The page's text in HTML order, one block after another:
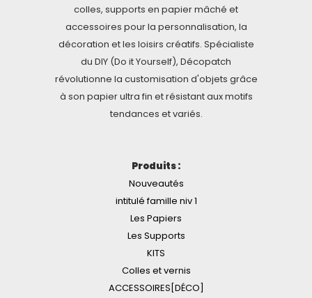
colles, supports en papier mâché et
accessoires pour la personnalisation, la
décoration et les loisirs créatifs. Spécialiste
du DIY (Do it Yourself), Décopatch
révolutionne la customisation d'objets grâce
à son papier ultra fin et résistant aux motifs
tendances et variés.
Produits :
Nouveautés
intitulé famille niv 1
Les Papiers
Les Supports
KITS
Colles et vernis
ACCESSOIRES[DÉCO]